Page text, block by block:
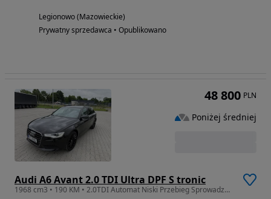
Legionowo (Mazowieckie)
Prywatny sprzedawca • Opublikowano
Audi A6 Avant 2.0 TDI Ultra DPF S tronic
1968 cm3 • 190 KM • 2.0TDI Automat Niski Przebieg Sprowadzona Zarejestrowana
48 800 PLN
Poniżej średniej